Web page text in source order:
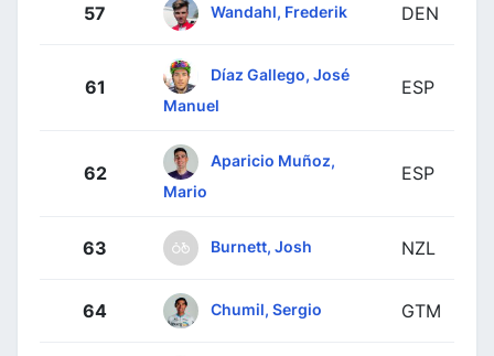
57 Wandahl, Frederik DEN
61
Díaz Gallego, José
Manuel
ESP
62
Aparicio Muñoz,
Mario
ESP
63 Burnett, Josh NZL
64 Chumil, Sergio GTM